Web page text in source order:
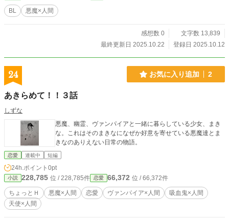
BL 悪魔×人間
感想数 0
文字数 13,839
最終更新日 2025.10.22
登録日 2025.10.12
24 お気に入り追加 2
あきらめて！！３話
しずな
悪魔、幽霊、ヴァンパイアと一緒に暮らしている少女、まき
な。これはそのまきなになぜか好意を寄せている悪魔達とま
きなのありえない日常の物語。
恋愛 連載中 短編
24h.ポイント 0pt
小説 228,785 位 / 228,785件 恋愛 66,372 位 / 66,372件
ちょっとＨ 悪魔×人間 恋愛 ヴァンパイア×人間
吸血鬼×人間
天使×人間